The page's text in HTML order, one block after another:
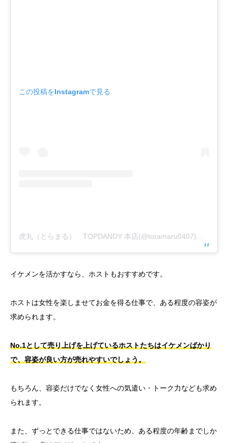
この投稿をInstagramで見る
イケメンを活かすなら、ホストもおすすめです。
ホストは女性を楽しませてお金を得る仕事で、ある程度の容姿が
求められます。
No.1として売り上げを上げているホストたちはイケメンばかり
で、容姿が良い方が売れやすいでしょう。
もちろん、容姿だけでなく女性への気遣い・トーク力なども求め
られます。
また、ずっとできる仕事ではないため、ある程度の年齢までしか